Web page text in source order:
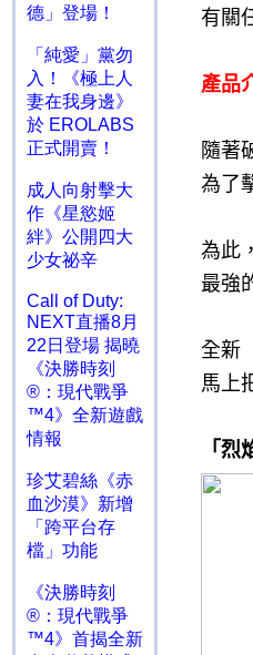
德」登場！
「純愛」黨勿
入！《極上人
妻在我身邊》
於 EROLABS
正式開賣！
成人向射擊大
作《星慾姬
絆》公開四大
少女祕辛
Call of Duty:
NEXT直播8月
22日登場 揭曉
《決勝時刻
®：現代戰爭
™4》全新遊戲
情報
珍艾碧絲《赤
血沙漠》新增
「跨平台存
檔」功能
《決勝時刻
®：現代戰爭
™4》首揭全新
有關
產品
隨著
為了
為此
最強
全新
馬上
「烈